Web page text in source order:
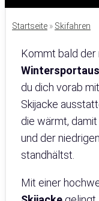
Startseite » Skifahren
Kommt bald der
du dich vorab
Skijacke
die wärmt,
und der
standhältst.
Mit einer